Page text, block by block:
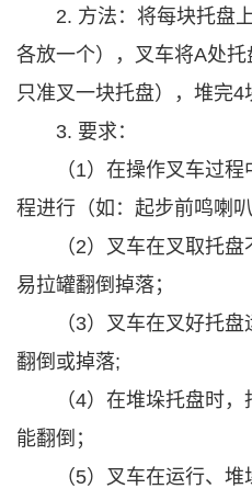
2. 方法：将每块托盘
各放一个），叉车将A处
只准叉一块托盘），堆完4
3. 要求：
（1）在操作叉车过
程进行（如：起步前鸣喇叭
（2）叉车在叉取托
易拉罐翻倒掉落；
（3）叉车在叉好托
翻倒或掉落;
（4）在堆垛托盘时
能翻倒；
（5）叉车在运行、